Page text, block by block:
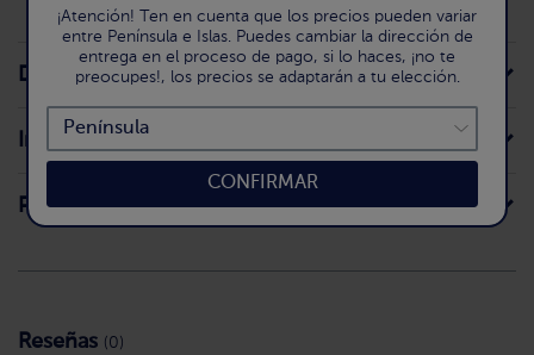
Descripción de la receta
Ingredientes
Preparación
Reseñas (0)
¡Atención! Ten en cuenta que los precios pueden variar
entre Península e Islas. Puedes cambiar la dirección de
entrega en el proceso de pago, si lo haces, ¡no te
preocupes!, los precios se adaptarán a tu elección.
CONFIRMAR